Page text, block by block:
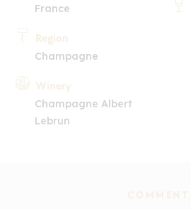
France
Region
Champagne
Winery
Champagne Albert
Lebrun
COMMENT